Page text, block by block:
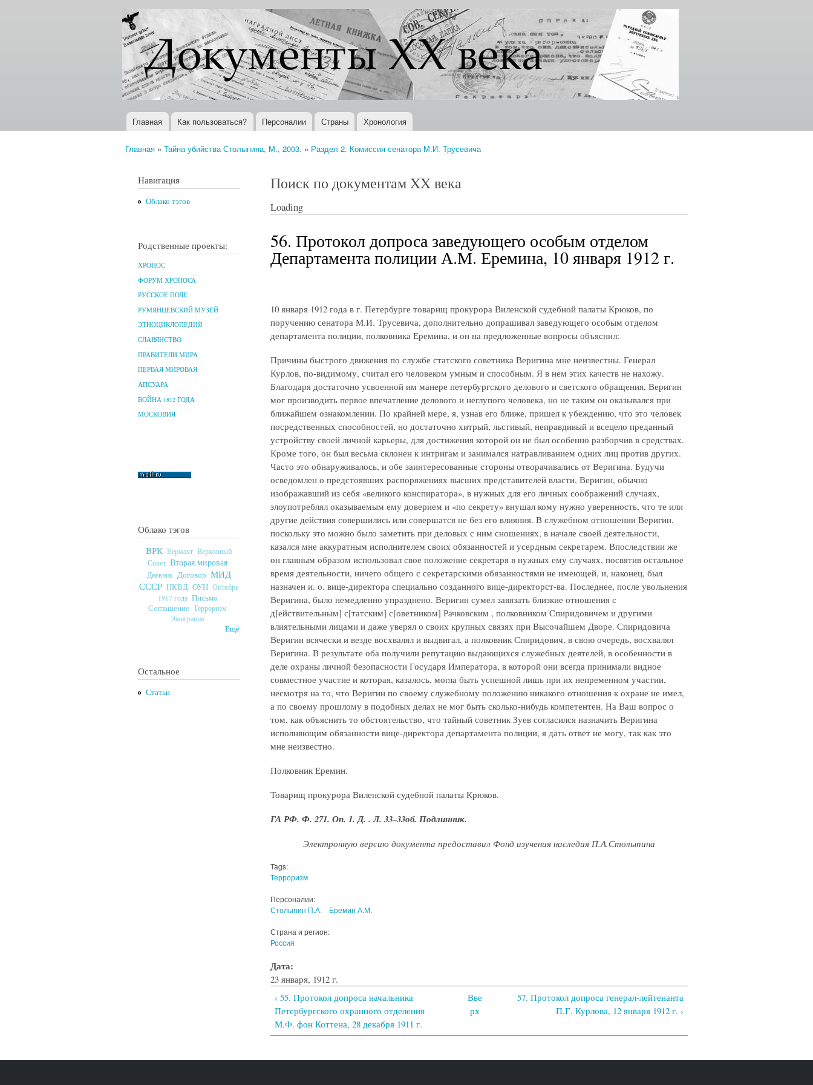
Перейти к
основному
содержанию
Документы
XX века
Всемирная
история в
Интернете
Главное меню
Главная Как пользоваться? Персоналии Страны Хронология
Главная » Тайна убийства Столыпина, М., 2003. » Раздел 2. Комиссия сенатора М.И. Трусевича
Навигация
Облако тэгов
Родственные проекты:
ХРОНОС
ФОРУМ ХРОНОСА
РУССКОЕ ПОЛЕ
РУМЯНЦЕВСКИЙ МУЗЕЙ
ЭТНОЦИКЛОПЕДИЯ
СЛАВЯНСТВО
ПРАВИТЕЛИ МИРА
ПЕРВАЯ МИРОВАЯ
АПСУАРА
ВОЙНА 1812 ГОДА
МОСКОВИЯ
Облако тэгов
ВРК Вермахт Верховный
Совет Вторая мировая
Дневник Договор МИД
СССР НКВД ОУН Октябрь
1917 года Письмо
Соглашение Терроризм
Эмиграция
Ещё
Остальное
Статьи
Поиск по документам XX века
Loading
56. Протокол допроса заведующего особым отделом
Департамента полиции А.М. Еремина, 10 января 1912 г.
10 января 1912 года в г. Петербурге товарищ прокурора Виленской судебной палаты Крюков, по
поручению сенатора М.И. Трусевича, дополнительно допрашивал заведующего особым отделом
департамента полиции, полковника Еремина, и он на предложенные вопросы объяснил:
Причины быстрого движения по службе статского советника Веригина мне неизвестны. Генерал
Курлов, по-видимому, считал его человеком умным и способным. Я в нем этих качеств не нахожу.
Благодаря достаточно усвоенной им манере петербургского делового и светского обращения, Веригин
мог производить первое впечатление делового и неглупого человека, но не таким он оказывался при
ближайшем ознакомлении. По крайней мере, я, узнав его ближе, пришел к убеждению, что это человек
посредственных способностей, но достаточно хитрый, льстивый, неправдивый и всецело преданный
устройству своей личной карьеры, для достижения которой он не был особенно разборчив в средствах.
Кроме того, он был весьма склонен к интригам и занимался натравливанием одних лиц против других.
Часто это обнаруживалось, и обе заинтересованные стороны отворачивались от Веригина. Будучи
осведомлен о предстоявших распоряжениях высших представителей власти, Веригин, обычно
изображавший из себя «великого конспиратора», в нужных для его личных соображений случаях,
злоупотреблял оказываемым ему доверием и «по секрету» внушал кому нужно уверенность, что те или
другие действия совершились или совершатся не без его влияния. В служебном отношении Веригин,
поскольку это можно было заметить при деловых с ним сношениях, в начале своей деятельности,
казался мне аккуратным исполнителем своих обязанностей и усердным секретарем. Впоследствии же
он главным образом использовал свое положение секретаря в нужных ему случаях, посвятив остальное
время деятельности, ничего общего с секретарскими обязанностями не имеющей, и, наконец, был
назначен и. о. вице-директора специально созданного вице-директорст-ва. Последнее, после увольнения
Веригина, было немедленно упразднено. Веригин сумел завязать близкие отношения с
д[ействительным] с[татским] с[оветником] Рачковским , полковником Спиридовичем и другими
влиятельными лицами и даже уверял о своих крупных связях при Высочайшем Дворе. Спиридовича
Веригин всячески и везде восхвалял и выдвигал, а полковник Спиридович, в свою очередь, восхвалял
Веригина. В результате оба получили репутацию выдающихся служебных деятелей, в особенности в
деле охраны личной безопасности Государя Императора, в которой они всегда принимали видное
совместное участие и которая, казалось, могла быть успешной лишь при их непременном участии,
несмотря на то, что Веригин по своему служебному положению никакого отношения к охране не имел,
а по своему прошлому в подобных делах не мог быть сколько-нибудь компетентен. На Ваш вопрос о
том, как объяснить то обстоятельство, что тайный советник Зуев согласился назначить Веригина
исполняющим обязанности вице-директора департамента полиции, я дать ответ не могу, так как это
мне неизвестно.
Полковник Еремин.
Товарищ прокурора Виленской судебной палаты Крюков.
ГА РФ. Ф. 271. Оп. 1. Д. . Л. 33–33об. Подлинник.
Электронную версию документа предоставил Фонд изучения наследия П.А.Столыпина
Tags:
Терроризм
Персоналии:
Столыпин П.А.
Еремин А.М.
Страна и регион:
Россия
Дата:
23 января, 1912 г.
‹ 55. Протокол допроса начальника
Петербургского охранного отделения
М.Ф. фон Коттена, 28 декабря 1911 г.
Вве
рх
57. Протокол допроса генерал-лейтенанта
П.Г. Курлова, 12 января 1912 г. ›